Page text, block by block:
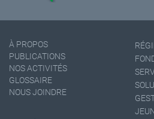
À PROPOS
PUBLICATIONS
NOS ACTIVITÉS
GLOSSAIRE
NOUS JOINDRE